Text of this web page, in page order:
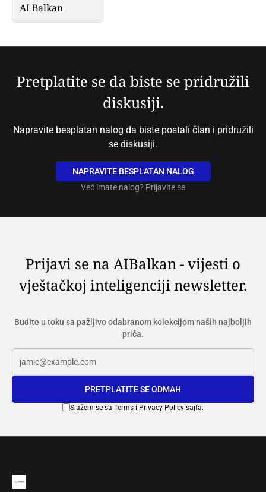
AI Balkan
Pretplatite se da biste se pridružili
diskusiji.
Napravite besplatan nalog da biste postali član i pridružili
se diskusiji.
NAPRAVITE BESPLATAN NALOG
Već imate nalog? Prijavite se
Prijavi se na AIBalkan - vijesti o
vještačkoj inteligenciji newsletter.
Budite u toku sa pažljivo odabranom kolekcijom naših najboljih
priča.
PRETPLATITE SE ODMAH
Slažem se sa Terms i Privacy Policy sajta.